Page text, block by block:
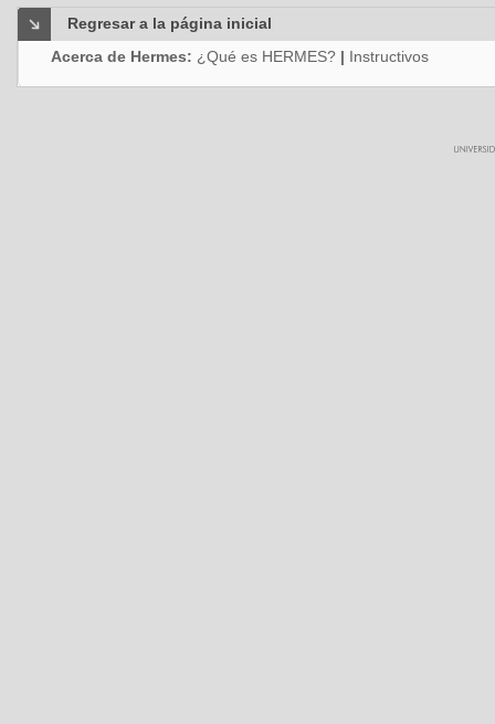
Regresar a la página inicial
Acerca de Hermes: ¿Qué es HERMES? | Instructivos